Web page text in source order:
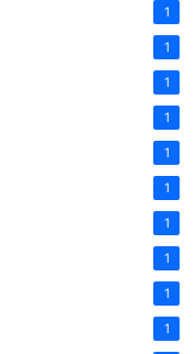
1
1
1
1
1
1
1
1
1
1